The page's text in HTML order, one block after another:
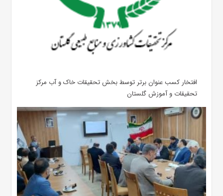
افتخار کسب عنوان برتر توسط بخش تحقیقات خاک و آب مرکز
تحقیقات و آموزش گلستان